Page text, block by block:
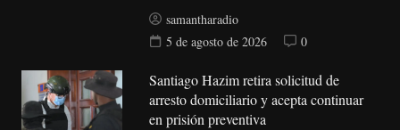
samantharadio
5 de agosto de 2026
0
Santiago Hazim retira solicitud de
arresto domiciliario y acepta continuar
en prisión preventiva